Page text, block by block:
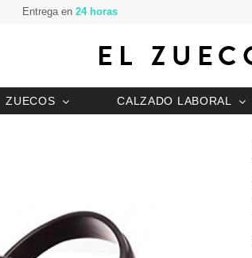
Entrega en 24 horas
ZUECOS CALZADO LABORAL